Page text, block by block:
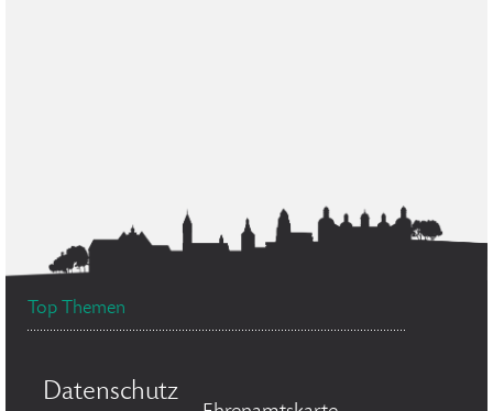
Top Themen
Datenschutz